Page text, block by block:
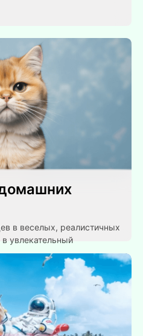
в веселых, реалистичных
увлекательный